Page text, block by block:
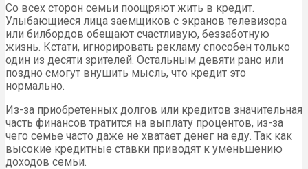
Со всех сторон семьи поощряют жить в кредит.
Улыбающиеся лица заемщиков с экранов телевизора
или билбордов обещают счастливую, беззаботную
жизнь. Кстати, игнорировать рекламу способен только
один из десяти зрителей. Остальным девяти рано или
поздно смогут внушить мысль, что кредит это
нормально.
Из-за приобретенных долгов или кредитов значительная
часть финансов тратится на выплату процентов, из-за
чего семье часто даже не хватает денег на еду. Так как
высокие кредитные ставки приводят к уменьшению
доходов семьи.